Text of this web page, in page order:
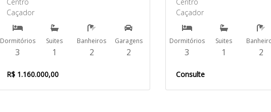
Caçador
Dormitórios
3
Suites
1
Banheiros
2
Garagens
2
R$ 1.160.000,00
Caçador
Dormitórios
3
Suites
1 2
Consulte